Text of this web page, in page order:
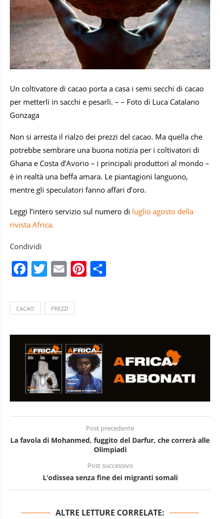
Un coltivatore di cacao porta a casa i semi secchi di cacao
per metterli in sacchi e pesarli. – – Foto di Luca Catalano
Gonzaga
Non si arresta il rialzo dei prezzi del cacao. Ma quella che
potrebbe sembrare una buona notizia per i coltivatori di
Ghana e Costa d’Avorio – i principali produttori al mondo –
è in realtà una beffa amara. Le piantagioni languono,
mentre gli speculatori fanno affari d’oro.
Leggi l’intero servizio sul numero di luglio agosto della
rivista Africa.
Condividi
Facebook
Twitter
EmailPinterest
CACAO PREZZI
Post precedente
La favola di Mohanmed, fuggito del Darfur, che correrà alle
Olimpiadi
Post successivo
L’odissea senza fine dei migranti somali
ALTRE LETTURE CORRELATE: